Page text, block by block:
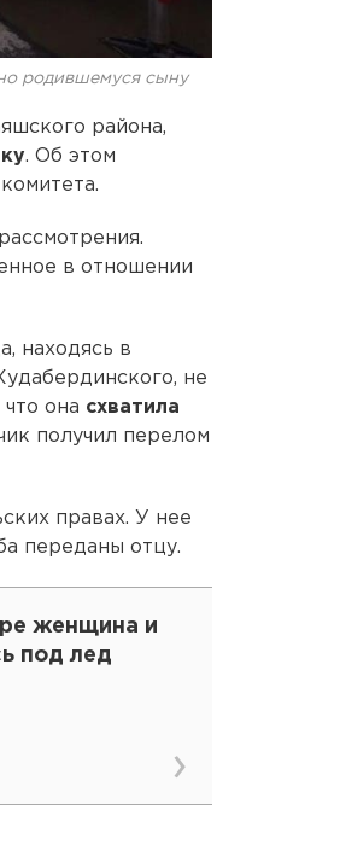
родившемуся сыну
района,
. Об этом
в отношении
находясь в
не
она схватила
получил перелом
правах. У нее
переданы отцу.
женщина и
под лед